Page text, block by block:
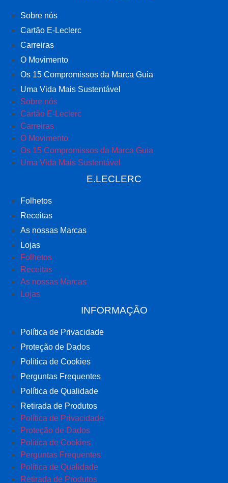
Sobre nós
Cartão E-Leclerc
Carreiras
O Movimento
Os 15 Compromissos da Marca Guia
Uma Vida Mais Sustentável
Sobre nós
Cartão E-Leclerc
Carreiras
O Movimento
Os 15 Compromissos da Marca Guia
Uma Vida Mais Sustentável
E.LECLERC
Folhetos
Receitas
As nossas Marcas
Lojas
Folhetos
Receitas
As nossas Marcas
Lojas
INFORMAÇÃO
Política de Privacidade
Proteção de Dados
Política de Cookies
Perguntas Frequentes
Política de Qualidade
Retirada de Produtos
Política de Privacidade
Proteção de Dados
Política de Cookies
Perguntas Frequentes
Política de Qualidade
Retirada de Produtos